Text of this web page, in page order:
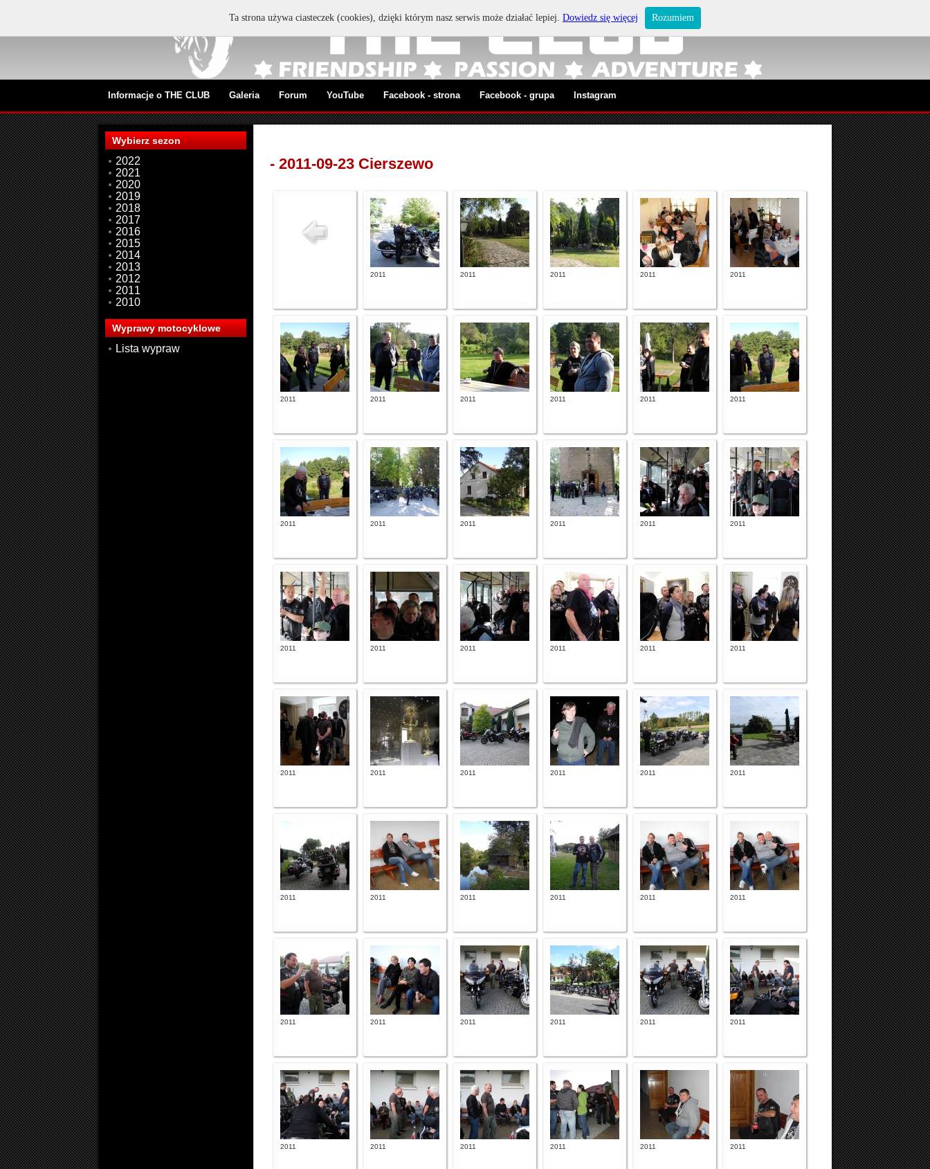
Informacje o THE CLUB Galeria Forum YouTube Facebook - strona Facebook - grupa Instagram
Wybierz sezon
2022
2021
2020
2019
2018
2017
2016
2015
2014
2013
2012
2011
2010
Wyprawy motocyklowe
Lista wypraw
- 2011-09-23 Cierszewo
2011 2011 2011 2011 2011
2011 2011 2011 2011 2011 2011
2011 2011 2011 2011 2011 2011
2011 2011 2011 2011 2011 2011
2011 2011 2011 2011 2011 2011
2011 2011 2011 2011 2011 2011
2011 2011 2011 2011 2011 2011
2011 2011 2011 2011 2011 2011
Ta strona używa ciasteczek (cookies), dzięki którym nasz serwis może działać lepiej. Dowiedz się więcej Rozumiem